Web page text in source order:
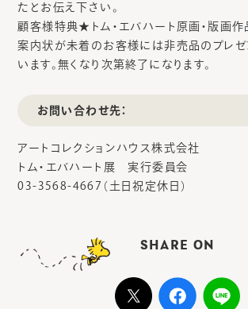
たとお伝え下さい。
顧客様特典★トム・エバハート原画・版画作
案内状が未着のお客様には非売品のプレゼ
います。無くなり次第終了になります。
お問い合わせ先：
アートコレクションハウス株式会社
トム・エバハート展 実行委員会
03-3568-4667（土日祝定休日）
SHARE ON